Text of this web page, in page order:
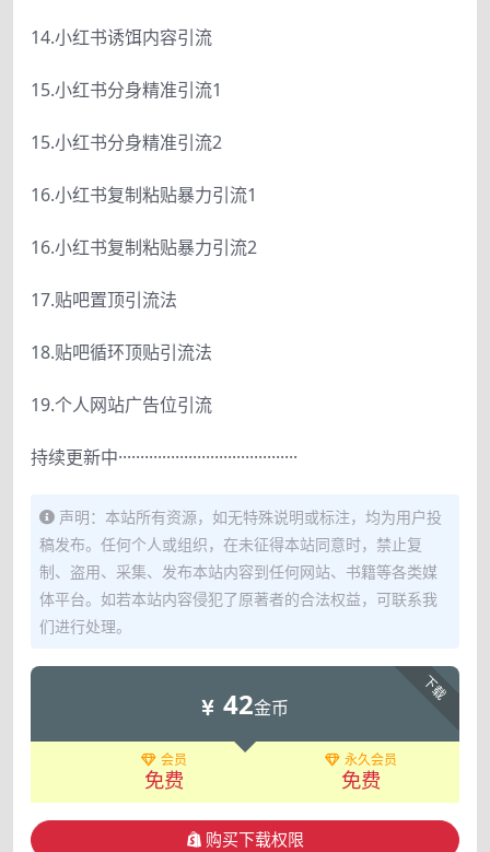
14.小红书诱饵内容引流
15.小红书分身精准引流1
15.小红书分身精准引流2
16.小红书复制粘贴暴力引流1
16.小红书复制粘贴暴力引流2
17.贴吧置顶引流法
18.贴吧循环顶贴引流法
19.个人网站广告位引流
持续更新中·········································
声明：本站所有资源，如无特殊说明或标注，均为用户投
稿发布。任何个人或组织，在未征得本站同意时，禁止复
制、盗用、采集、发布本站内容到任何网站、书籍等各类媒
体平台。如若本站内容侵犯了原著者的合法权益，可联系我
们进行处理。
下载
42金币
会员
免费
永久会员
免费
购买下载权限